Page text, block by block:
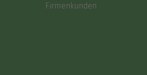
Firmenkunden